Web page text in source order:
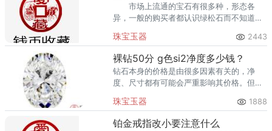
市场上流通的宝石有很多种，形态各
异，一般的购买者都认识绿松石而不知道什
变化的宝石，那么我们究竟要怎么才能够正
确地区别这两样宝石呢?
珠宝玉器 2443
裸钻50分 g色si2净度多少钱？
钻石本身的价格是由很多因素有关的，净
度、尺寸都有可能会严重影响其价格。但是
石价格的唯一标准，这一点我们需要注意。
珠宝玉器 1888
铂金戒指改小要注意什么